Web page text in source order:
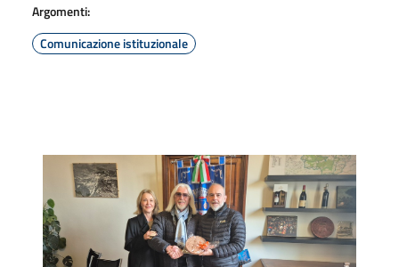
Argomenti:
Comunicazione istituzionale